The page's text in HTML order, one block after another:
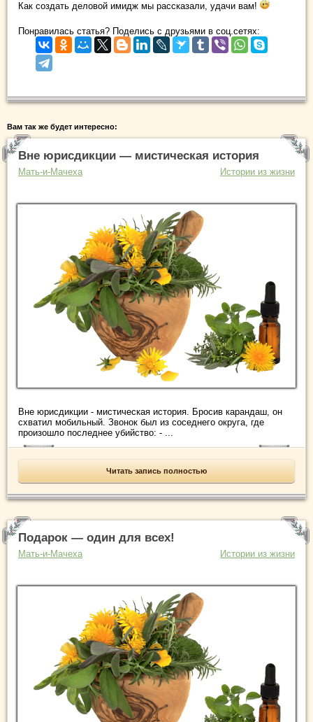
Как создать деловой имидж мы рассказали, удачи вам!
Понравилась статья? Поделись с друзьями в соц.сетях:
Вам так же будет интересно:
Вне юрисдикции — мистическая история
Мать-и-Мачеха Истории из жизни
Вне юрисдикции - мистическая история. Бросив карандаш, он
схватил мобильный. Звонок был из соседнего округа, где
произошло последнее убийство: - ...
Читать запись полностью
Подарок — один для всех!
Мать-и-Мачеха Истории из жизни